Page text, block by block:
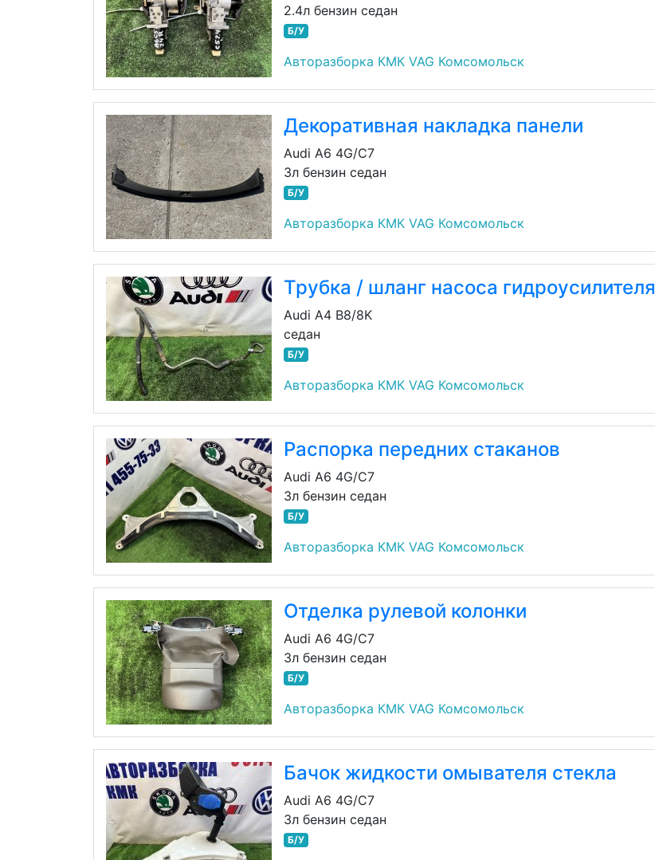
2.4л бензин седан
Б/У
Авторазборка КМК VAG Комсомольск
Декоративная накладка панели
Audi A6 4G/C7
3л бензин седан
Б/У
Авторазборка КМК VAG Комсомольск
Трубка / шланг насоса гидроусилителя
Audi A4 B8/8K
седан
Б/У
Авторазборка КМК VAG Комсомольск
Распорка передних стаканов
Audi A6 4G/C7
3л бензин седан
Б/У
Авторазборка КМК VAG Комсомольск
Отделка рулевой колонки
Audi A6 4G/C7
3л бензин седан
Б/У
Авторазборка КМК VAG Комсомольск
Бачок жидкости омывателя стекла
Audi A6 4G/C7
3л бензин седан
Б/У